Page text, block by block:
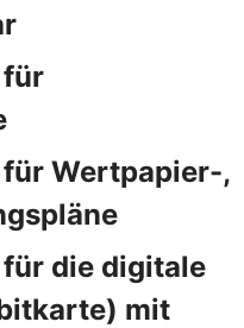
für
Wertpapier-,
die digitale
mit